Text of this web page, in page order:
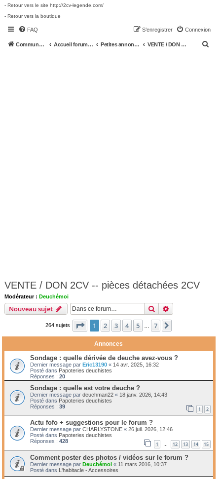
- Retour vers le site http://2cv-legende.com/
- Retour vers la boutique
FAQ Connexion
S’enregistrer
Communauté 2cv-legende.com Accueil forum 2cv-legende.com Petites annonces 2CV VENTE / DON 2CV -- pièces détachées 2CV
VENTE / DON 2CV -- pièces détachées 2CV
Modérateur : Deuchémoi
Nouveau sujet Rechercher
264 sujets Page 1sur7
1 2 3 4 5 7
Annonces
Sondage : quelle dérivée de deuche avez-vous ?
Dernier message par Eric13190 « 14 avr. 2025, 16:32
Posté dans Papoteries deuchistes
Réponses : 20
Sondage : quelle est votre deuche ?
Dernier message par deuchman22 « 18 janv. 2026, 14:43
Posté dans Papoteries deuchistes
Réponses : 39 1 2
Actu fofo + suggestions pour le forum ?
Dernier message par CHARLYSTONE « 26 juil. 2026, 12:46
Posté dans Papoteries deuchistes
Réponses : 428 1 … 12 13 14 15
Comment poster des photos / vidéos sur le forum ?
Dernier message par Deuchémoi « 11 mars 2016, 10:37
Posté dans L'habitacle - Accessoires